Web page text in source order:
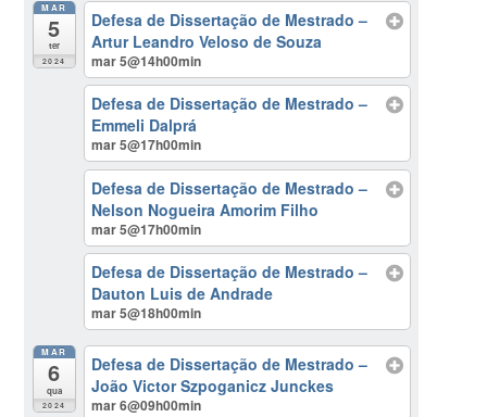
MAR
5
ter
2024
Defesa de Dissertação de Mestrado –
Artur Leandro Veloso de Souza
mar 5@14h00min
Defesa de Dissertação de Mestrado –
Emmeli Dalprá
mar 5@17h00min
Defesa de Dissertação de Mestrado –
Nelson Nogueira Amorim Filho
mar 5@17h00min
Defesa de Dissertação de Mestrado –
Dauton Luis de Andrade
mar 5@18h00min
MAR
6
qua
2024
Defesa de Dissertação de Mestrado –
João Victor Szpoganicz Junckes
mar 6@09h00min